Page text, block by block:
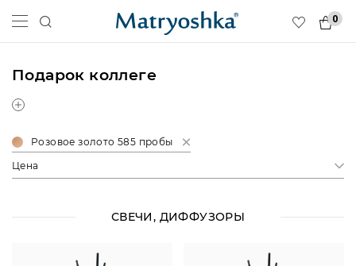
0
Подарок коллеге
Розовое золото 585 пробы
Цена
СВЕЧИ, ДИФФУЗОРЫ